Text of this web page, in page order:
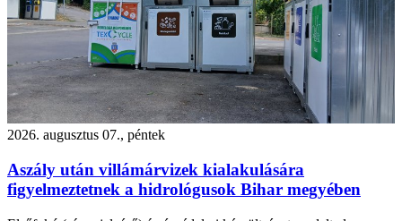
2026. augusztus 07., péntek
Aszály után villámárvizek kialakulására
figyelmeztetnek a hidrológusok Bihar megyében